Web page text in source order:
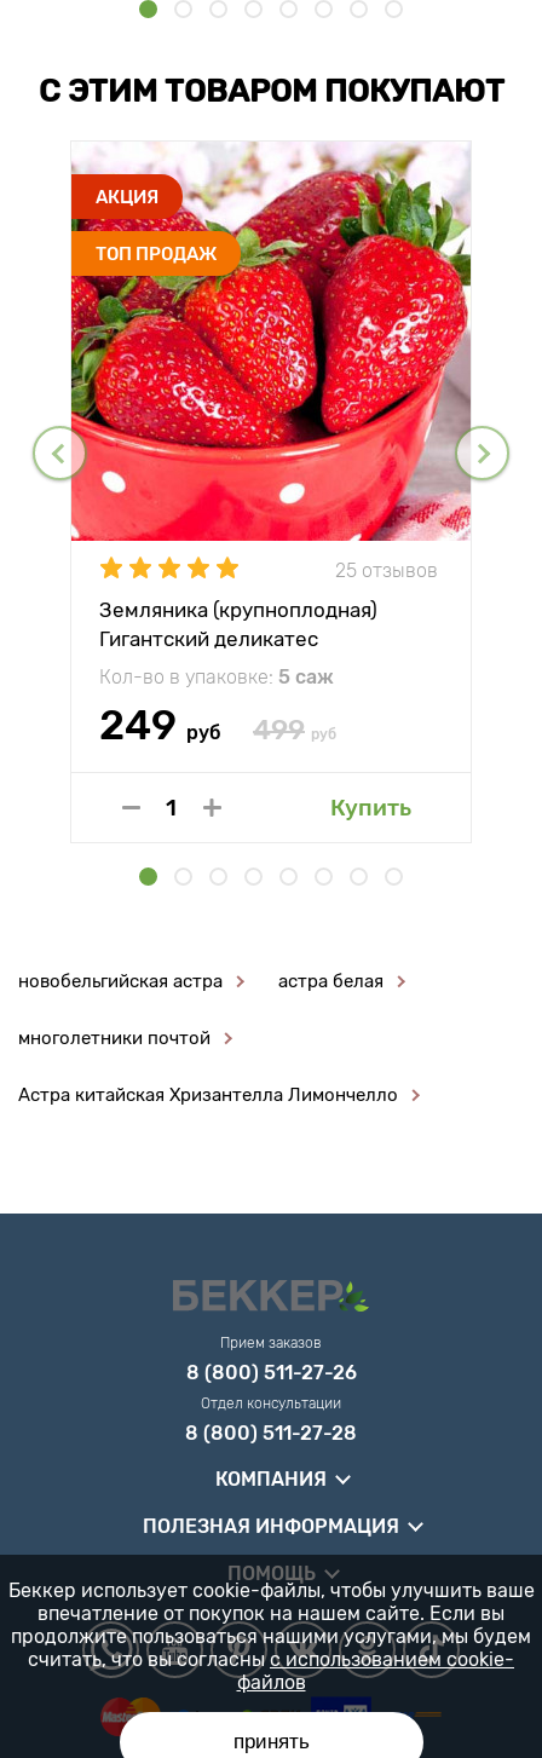
С ЭТИМ ТОВАРОМ ПОКУПАЮТ
АКЦИЯ
ТОП ПРОДАЖ
25 отзывов
Земляника (крупноплодная)
Гигантский деликатес
Кол-во в упаковке: 5 саж
249 руб 499 руб
Купить
новобельгийская астра астра белая
многолетники почтой
Астра китайская Хризантелла Лимончелло
Прием заказов
8 (800) 511-27-26
Отдел консультации
8 (800) 511-27-28
КОМПАНИЯ
ПОЛЕЗНАЯ ИНФОРМАЦИЯ
ПОМОЩЬ
Беккер использует cookie-файлы, чтобы улучшить ваше
впечатление от покупок на нашем сайте. Если вы
продолжите пользоваться нашими услугами, мы будем
считать, что вы согласны с использованием cookie-
файлов
принять